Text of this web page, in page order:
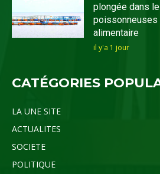
plongée dans
poissonneuses
alimentaire
il y'a 1 jour
CATÉGORIES
LA UNE SITE
ACTUALITES
SOCIETE
POLITIQUE